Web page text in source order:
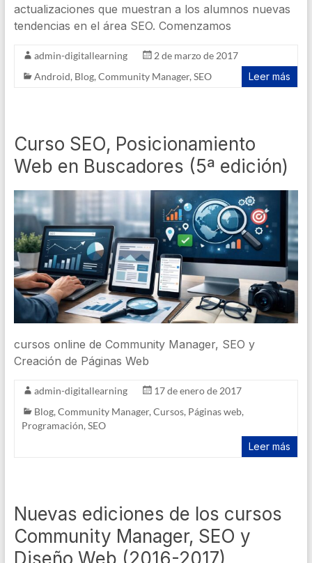
actualizaciones que muestran a los alumnos nuevas
tendencias en el área SEO. Comenzamos
admin-digitallearning
2 de marzo de 2017
Android, Blog, Community Manager, SEO Leer más
Curso SEO, Posicionamiento
Web en Buscadores (5ª edición)
cursos online de Community Manager, SEO y
Creación de Páginas Web
admin-digitallearning
17 de enero de 2017
Blog, Community Manager, Cursos, Páginas web,
Programación, SEO
Leer más
Nuevas ediciones de los cursos
Community Manager, SEO y
Diseño Web (2016-2017)